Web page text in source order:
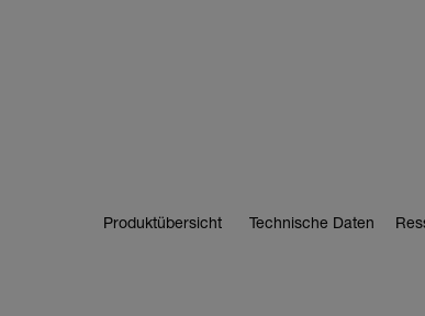
Produktübersicht Technische Daten